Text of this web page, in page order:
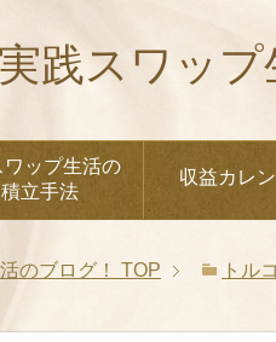
践スワップ
ワップ生活の
積立手法
収益カレ
のブログ！ TOP トル